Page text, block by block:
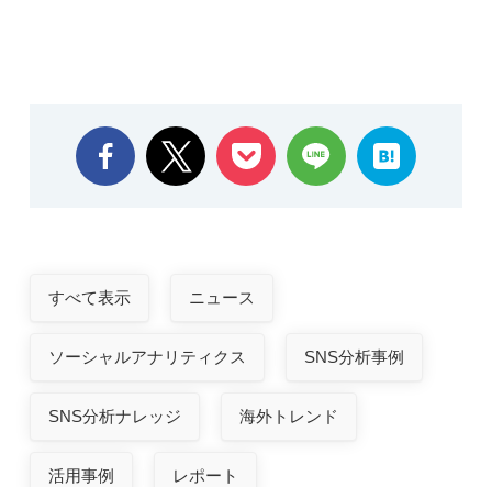
すべて表示 ニュース
ソーシャルアナリティクス SNS分析事例
SNS分析ナレッジ 海外トレンド
活用事例 レポート